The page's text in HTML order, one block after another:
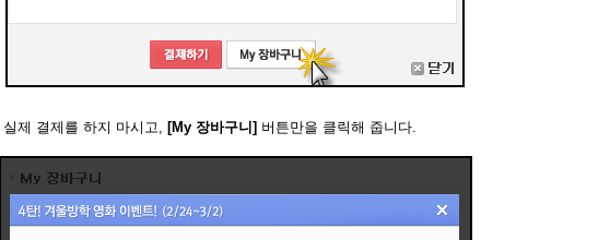
제 결제를 하지 마시고, [My 장바구니] 버튼만을 클릭해 줍니다.